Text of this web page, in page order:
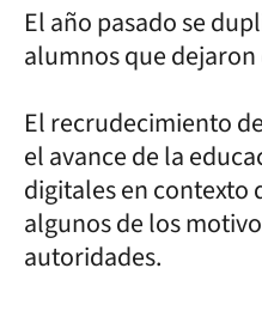
El año pasado se
alumnos que dejaron
El recrudecimiento
el avance de la
digitales en contexto
algunos de los
autoridades.